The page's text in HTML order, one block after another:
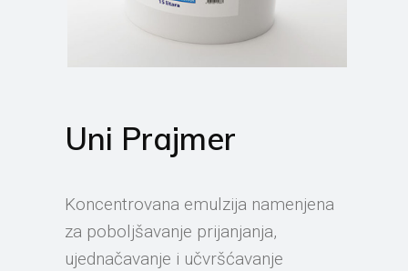
Uni Prajmer
Koncentrovana emulzija namenjena
za poboljšavanje prijanjanja,
ujednačavanje i učvršćavanje